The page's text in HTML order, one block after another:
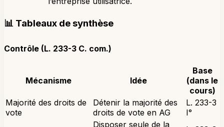
📊 Tableaux de synthèse
Contrôle (L. 233-3 C. com.)
Mécanisme Idée
Base
(dans le
cours)
Majorité des droits de
vote
Détenir la majorité des
droits de vote en AG
L. 233-3
I°
Disposer seule de la